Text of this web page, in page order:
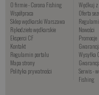
O firmie - Corona Fishing
Współpraca
Sklep wędkarski Warszawa
Rękodzieło wędkarskie
Eksperci CF
Kontakt
Regulamin portalu
Mapa strony
Polityka prywatności
Wędkuj z
Oferta
Nowości
Promocje
Wysyłka
Serwis -
Fishing